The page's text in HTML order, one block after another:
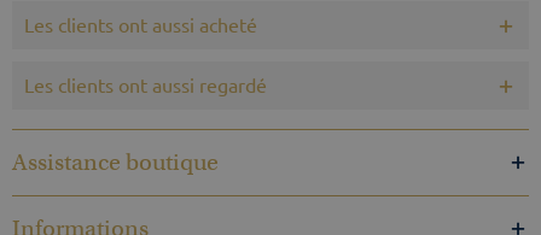
Les clients ont aussi acheté
Les clients ont aussi regardé
Assistance boutique
Informations